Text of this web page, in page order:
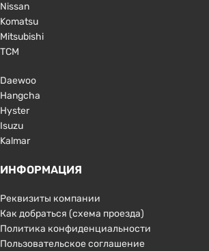
Nissan
Komatsu
Mitsubishi
TCM
Daewoo
Hangcha
Hyster
Isuzu
Kalmar
ИНФОРМАЦИЯ
Реквизиты компании
Как добраться (схема проезда)
Политика конфиденциальности
Пользовательское соглашение